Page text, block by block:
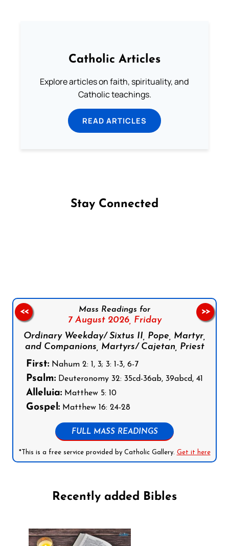
Catholic Articles
Explore articles on faith, spirituality, and
Catholic teachings.
READ ARTICLES
Stay Connected
Mass Readings for
7 August 2026, Friday
Ordinary Weekday/ Sixtus II, Pope, Martyr,
and Companions, Martyrs/ Cajetan, Priest
First: Nahum 2: 1, 3; 3: 1-3, 6-7
Psalm: Deuteronomy 32: 35cd-36ab, 39abcd, 41
Alleluia: Matthew 5: 10
Gospel: Matthew 16: 24-28
FULL MASS READINGS
*This is a free service provided by Catholic Gallery. Get it here
<< >>
Recently added Bibles